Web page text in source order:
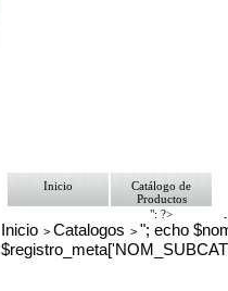
Inicio
Catálogo de
Productos
"; ?>
Pago
Nosotros
Bolsa de
Inicio >Catalogos >"; echo